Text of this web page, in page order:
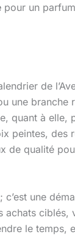
pour un
de
une branche
quant à elle,
peintes, des
de qualité
une
le temps,